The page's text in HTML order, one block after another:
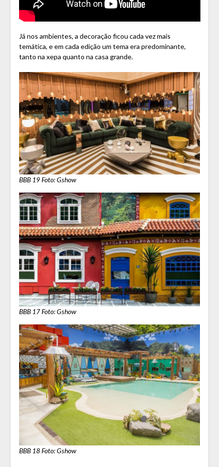
Já nos ambientes, a decoração ficou cada vez mais
temática, e em cada edição um tema era predominante,
tanto na xepa quanto na casa grande.
BBB 19 Foto: Gshow
BBB 17 Foto: Gshow
BBB 18 Foto: Gshow